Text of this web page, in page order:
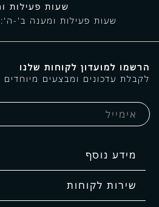
שעות פעילות
שעות פעילות ומענה ב'-ה': 18:00 – 09:00
הרשמו למועדון לקוחות שלנו
לקבלת עדכונים ומבצעים מיוחדים
מידע נוסף
שירות לקוחות